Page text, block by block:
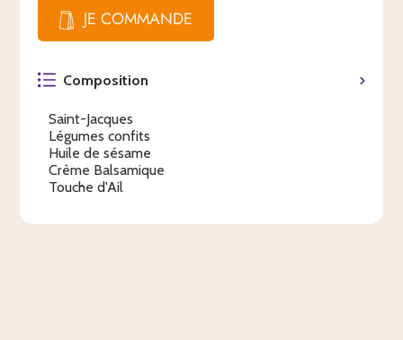
JE COMMANDE
Composition
Saint-Jacques
Légumes confits
Huile de sésame
Crème Balsamique
Touche d'Ail